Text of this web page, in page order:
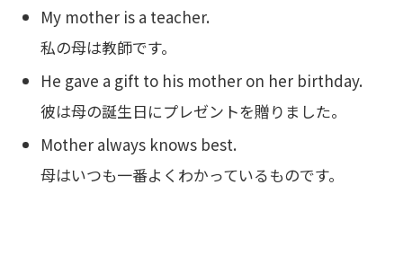
My mother is a teacher.
私の母は教師です。
He gave a gift to his mother on her birthday.
彼は母の誕生日にプレゼントを贈りました。
Mother always knows best.
母はいつも一番よくわかっているものです。